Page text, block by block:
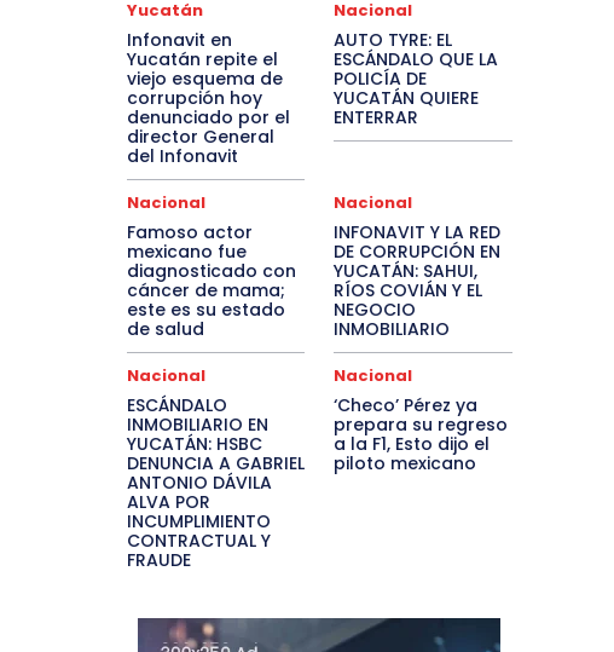
Yucatán
Infonavit en
Yucatán repite el
viejo esquema de
corrupción hoy
denunciado por el
director General
del Infonavit
Nacional
AUTO TYRE: EL
ESCÁNDALO QUE LA
POLICÍA DE
YUCATÁN QUIERE
ENTERRAR
Nacional
Famoso actor
mexicano fue
diagnosticado con
cáncer de mama;
este es su estado
de salud
Nacional
INFONAVIT Y LA RED
DE CORRUPCIÓN EN
YUCATÁN: SAHUI,
RÍOS COVIÁN Y EL
NEGOCIO
INMOBILIARIO
Nacional
ESCÁNDALO
INMOBILIARIO EN
YUCATÁN: HSBC
DENUNCIA A GABRIEL
ANTONIO DÁVILA
ALVA POR
INCUMPLIMIENTO
CONTRACTUAL Y
FRAUDE
Nacional
‘Checo’ Pérez ya
prepara su regreso
a la F1, Esto dijo el
piloto mexicano